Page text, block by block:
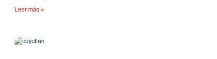
Leer más »